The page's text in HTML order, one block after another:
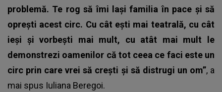
problemă. Te rog să îmi lași familia în pace și să
oprești acest circ. Cu cât ești mai teatrală, cu cât
ieși și vorbești mai mult, cu atât mai mult le
demonstrezi oamenilor că tot ceea ce faci este un
circ prin care vrei să crești și să distrugi un om”, a
mai spus Iuliana Beregoi.